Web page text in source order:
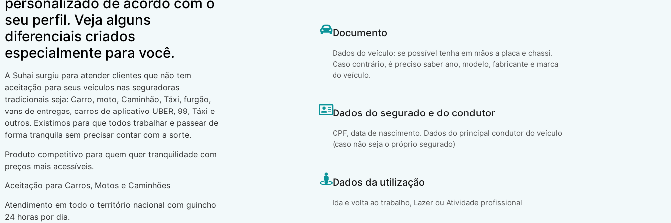
personalizado de acordo com o
seu perfil. Veja alguns
diferenciais criados
especialmente para você.
A Suhai surgiu para atender clientes que não tem
aceitação para seus veículos nas seguradoras
tradicionais seja: Carro, moto, Caminhão, Táxi, furgão,
vans de entregas, carros de aplicativo UBER, 99, Táxi e
outros. Existimos para que todos trabalhar e passear de
forma tranquila sem precisar contar com a sorte.
Produto competitivo para quem quer tranquilidade com
preços mais acessíveis.
Aceitação para Carros, Motos e Caminhões
Atendimento em todo o território nacional com guincho
24 horas por dia.
Documento
Dados do veículo: se possível tenha em mãos a placa e chassi.
Caso contrário, é preciso saber ano, modelo, fabricante e marca
do veículo.
Dados do segurado e do condutor
CPF, data de nascimento. Dados do principal condutor do veículo
(caso não seja o próprio segurado)
Dados da utilização
Ida e volta ao trabalho, Lazer ou Atividade profissional